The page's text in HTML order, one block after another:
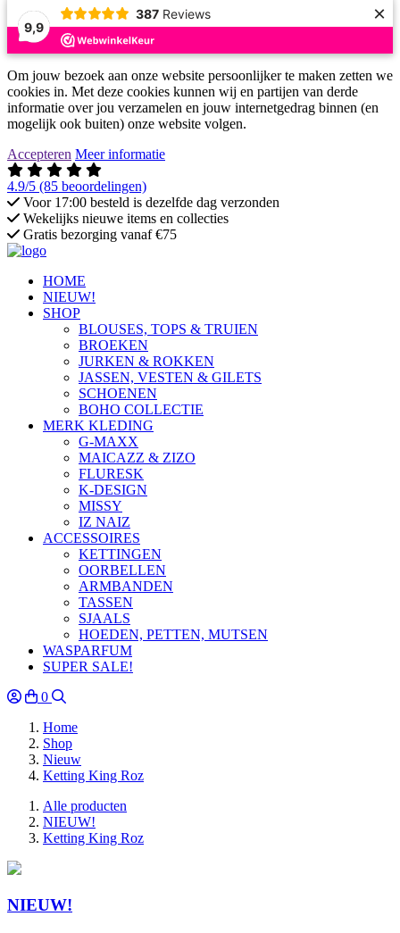
9,9
387 Reviews ×
Om jouw bezoek aan onze website persoonlijker te maken zetten we
cookies in. Met deze cookies kunnen wij en partijen van derde
informatie over jou verzamelen en jouw internetgedrag binnen (en
mogelijk ook buiten) onze website volgen.
Accepteren Meer informatie
4.9/5 (85 beoordelingen)
Voor 17:00 besteld is dezelfde dag verzonden
Wekelijks nieuwe items en collecties
Gratis bezorging vanaf €75
HOME
NIEUW!
SHOP
BLOUSES, TOPS & TRUIEN
BROEKEN
JURKEN & ROKKEN
JASSEN, VESTEN & GILETS
SCHOENEN
BOHO COLLECTIE
MERK KLEDING
G-MAXX
MAICAZZ & ZIZO
FLURESK
K-DESIGN
MISSY
IZ NAIZ
ACCESSOIRES
KETTINGEN
OORBELLEN
ARMBANDEN
TASSEN
SJAALS
HOEDEN, PETTEN, MUTSEN
WASPARFUM
SUPER SALE!
0
Home
Shop
Nieuw
Ketting King Roz
Alle producten
NIEUW!
Ketting King Roz
NIEUW!